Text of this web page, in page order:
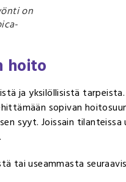
on
hoito
ja yksilöllisistä
sopivan
syyt. Joissain
tai useammasta